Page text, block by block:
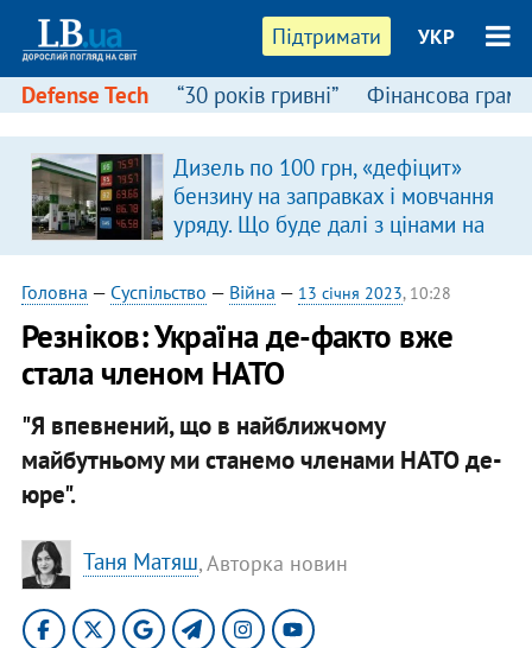
Підтримати УКР
Defense Tech “30 років гривні” Фінансова
Дизель по 100 грн, «дефіцит»
бензину на заправках і мовчання
уряду. Що буде далі з цінами на
пальне?
Головна — Суспільство — Війна — 13 січня 2023, 10:28
Резніков: Україна де-факто вже
стала членом НАТО
"Я впевнений, що в найближчому
майбутньому ми станемо членами НАТО де-
юре".
Таня Матяш, Авторка новин